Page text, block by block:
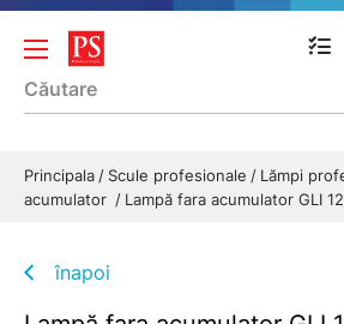
Principala Scule profesionale Lămpi
acumulator
Lampă fara acumulator GLI
înapoi